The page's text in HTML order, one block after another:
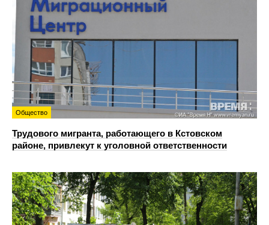
Общество
Трудового мигранта, работающего в Кстовском
районе, привлекут к уголовной ответственности